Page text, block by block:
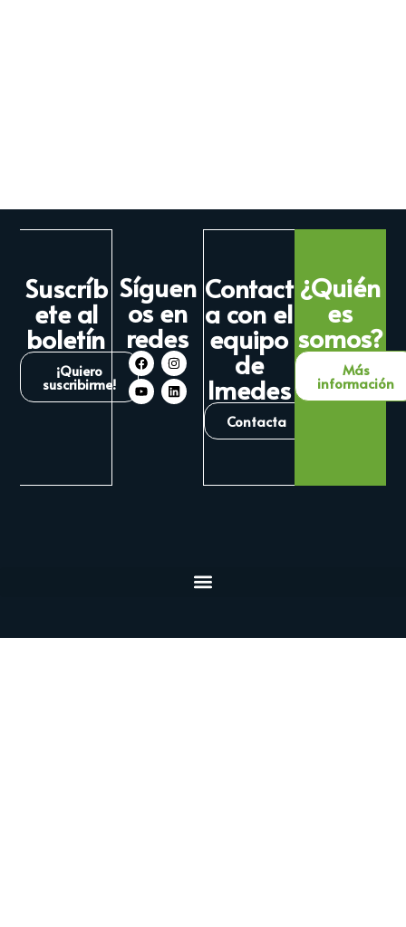
Suscríb
ete al
boletín
¡Quiero
suscribirme!
Síguen
os en
redes
Contact
a con el
equipo
de
Imedes
Contacta
¿Quién
es
somos?
Más
información